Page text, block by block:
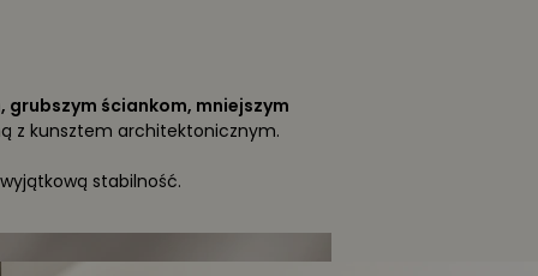
grubszym ściankom, mniejszym
z kunsztem architektonicznym.
stabilność.